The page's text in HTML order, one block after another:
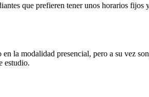
que prefieren tener unos horarios
la modalidad presencial, pero a su vez
estudio.